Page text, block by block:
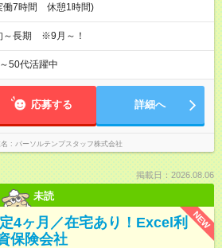
働7時間 休憩1時間)
～長期 ※9月～！
50代活躍中
応募する 詳細へ
パーソルテンプスタッフ株式会社
掲載日：2026.08.06
未読
NEW
4ヶ月／在宅あり！Excel利
保険会社